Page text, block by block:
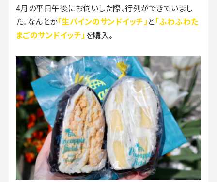
4月の平日午後にお伺いした際、行列ができていまし
た。なんとか「生パインのサンドイッチ」 と「ふわふわた
まごのサンドイッチ」を購入。